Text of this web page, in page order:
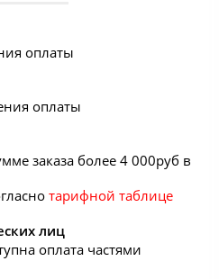
оплаты
оплаты
заказа более 4 000руб в
тарифной таблице
лиц
оплата частями